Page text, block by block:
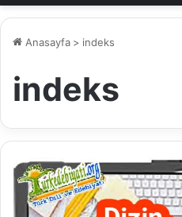
Anasayfa > indeks
indeks